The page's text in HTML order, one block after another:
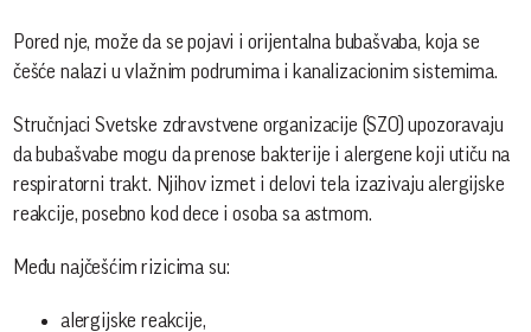
Pored nje, može da se pojavi i orijentalna bubašvaba, koja se
češće nalazi u vlažnim podrumima i kanalizacionim sistemima.
Stručnjaci Svetske zdravstvene organizacije (SZO) upozoravaju
da bubašvabe mogu da prenose bakterije i alergene koji utiču na
respiratorni trakt. Njihov izmet i delovi tela izazivaju alergijske
reakcije, posebno kod dece i osoba sa astmom.
Među najčešćim rizicima su:
alergijske reakcije,